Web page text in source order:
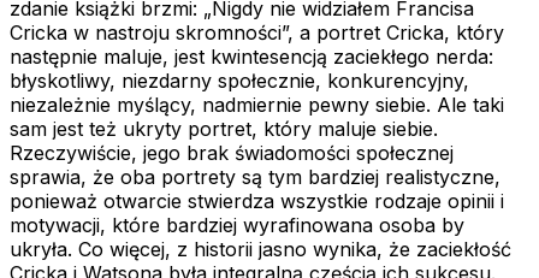
zdanie książki brzmi: „Nigdy nie widziałem Francisa
Cricka w nastroju skromności”, a portret Cricka, który
następnie maluje, jest kwintesencją zaciekłego nerda:
błyskotliwy, niezdarny społecznie, konkurencyjny,
niezależnie myślący, nadmiernie pewny siebie. Ale taki
sam jest też ukryty portret, który maluje siebie.
Rzeczywiście, jego brak świadomości społecznej
sprawia, że oba portrety są tym bardziej realistyczne,
ponieważ otwarcie stwierdza wszystkie rodzaje opinii i
motywacji, które bardziej wyrafinowana osoba by
ukryła. Co więcej, z historii jasno wynika, że zaciekłość
Cricka i Watsona była integralną częścią ich sukcesu.